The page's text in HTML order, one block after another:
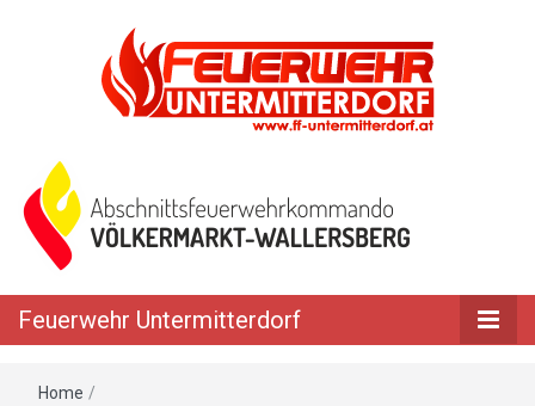
Feuerwehr Untermitterdorf
Home /